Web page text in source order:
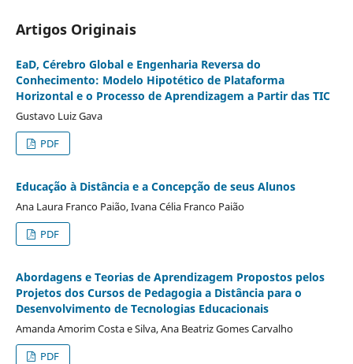
Artigos Originais
EaD, Cérebro Global e Engenharia Reversa do
Conhecimento: Modelo Hipotético de Plataforma
Horizontal e o Processo de Aprendizagem a Partir das TIC
Gustavo Luiz Gava
PDF
Educação à Distância e a Concepção de seus Alunos
Ana Laura Franco Paião, Ivana Célia Franco Paião
PDF
Abordagens e Teorias de Aprendizagem Propostos pelos
Projetos dos Cursos de Pedagogia a Distância para o
Desenvolvimento de Tecnologias Educacionais
Amanda Amorim Costa e Silva, Ana Beatriz Gomes Carvalho
PDF